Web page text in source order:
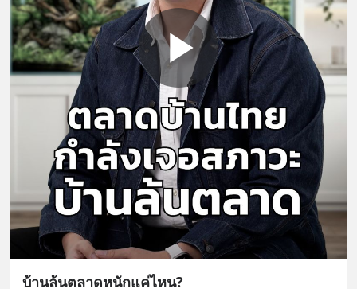
บ้านล้นตลาดหนักแค่ไหน?